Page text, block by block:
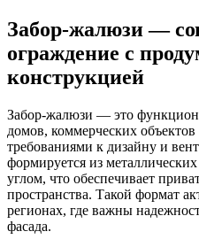
Забор-жалюзи —
ограждение с
конструкцией
Забор-жалюзи — это
домов, коммерческих
требованиями к дизайну и
формируется из
углом, что обеспечивает
пространства. Такой формат
регионах, где важны
фасада.